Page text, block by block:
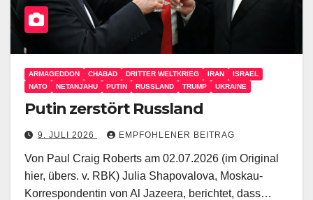
ARMAGEDDON CHABAD DRITTER WELTKRIEG IRAN
ISRAEL
NATO
NETANJAHU PUTIN RUSSLAND TRUMP UKRAINE
Putin zerstört Russland
9. JULI 2026 EMPFOHLENER BEITRAG
Von Paul Craig Roberts am 02.07.2026 (im Original
hier, übers. v. RBK) Julia Shapovalova, Moskau-
Korrespondentin von Al Jazeera, berichtet, dass…